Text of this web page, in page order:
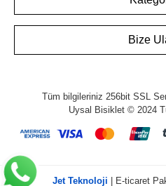
Bize
Tüm bilgileriniz 256bit SSL
Uysal Bisiklet © 2024
Jet Teknoloji | E-ticaret